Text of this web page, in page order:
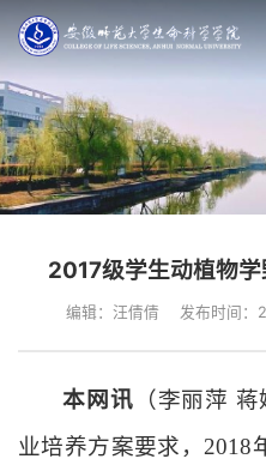
2017级学生动植物
编辑：汪倩倩 发布时间：
本网讯 （李丽萍 蒋
业培养方案要求，2018